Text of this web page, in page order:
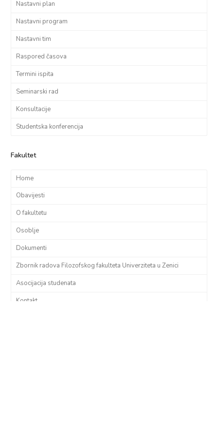
Nastavni plan
Nastavni program
Nastavni tim
Raspored časova
Termini ispita
Seminarski rad
Konsultacije
Studentska konferencija
Fakultet
Home
Obavijesti
O fakultetu
Osoblje
Dokumenti
Zbornik radova Filozofskog fakulteta Univerziteta u Zenici
Asocijacija studenata
Kontakt